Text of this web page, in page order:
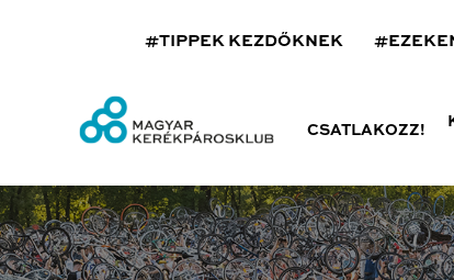
#TIPPEK KEZDŐKNEK
CSATLAKOZZ!